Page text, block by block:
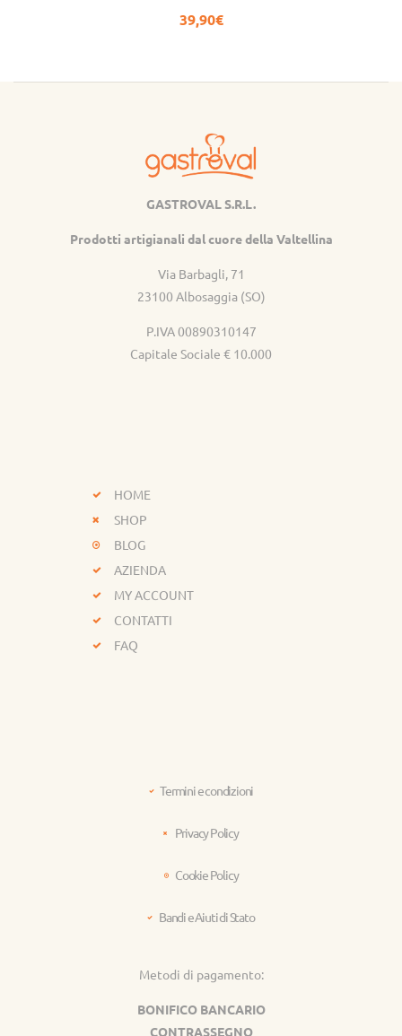
39,90€
GASTROVAL S.R.L.
Prodotti artigianali dal cuore della Valtellina
Via Barbagli, 71
23100 Albosaggia (SO)
P.IVA 00890310147
Capitale Sociale € 10.000
HOME
SHOP
BLOG
AZIENDA
MY ACCOUNT
CONTATTI
FAQ
Termini e condizioni
Privacy Policy
Cookie Policy
Bandi e Aiuti di Stato
Metodi di pagamento:
BONIFICO BANCARIO
CONTRASSEGNO